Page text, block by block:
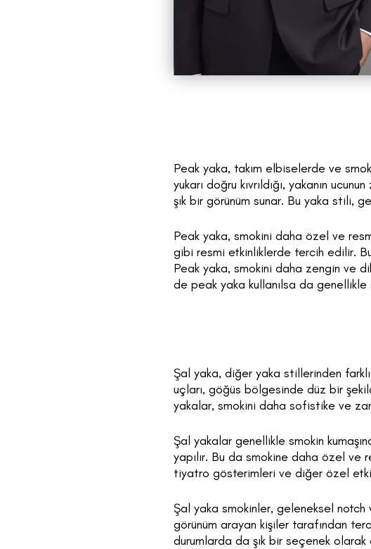
Peak yaka, takım elbiselerde ve
yukarı doğru kıvrıldığı, yakanın
şık bir görünüm sunar. Bu yaka stili,
Peak yaka, smokini daha özel ve
gibi resmi etkinliklerde tercih edilir.
Peak yaka, smokini daha zengin ve
de peak yaka kullanılsa da
Şal yaka, diğer yaka stillerinden
uçları, göğüs bölgesinde düz bir
yakalar, smokini daha sofistike ve
Şal yakalar genellikle smokin
yapılır. Bu da smokine daha özel ve
tiyatro gösterimleri ve diğer özel
Şal yaka smokinler, geleneksel notch
görünüm arayan kişiler tarafından
durumlarda da şık bir seçenek